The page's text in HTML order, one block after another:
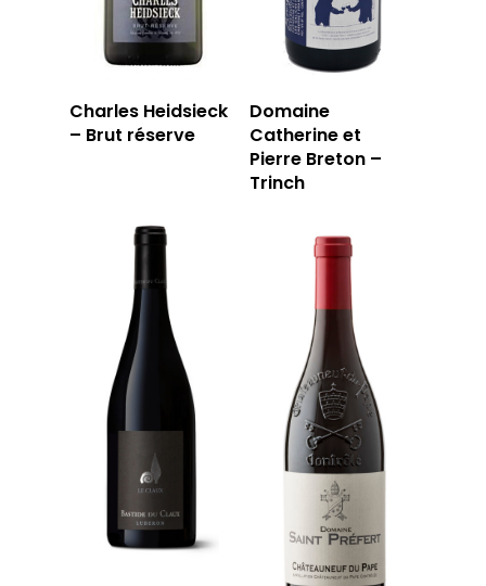
Charles Heidsieck
– Brut réserve
Domaine
Catherine et
Pierre Breton –
Trinch
LA TOURNÉE DU
LA CARTE DU
JOUR
RÉSERVER
13006 Marseille
T: 04 91 33 46 59